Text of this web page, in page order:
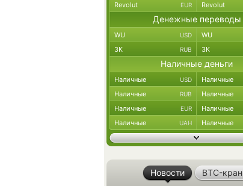
Revolut EUR Revolut
Денежные переводы
WU USD WU
ЗК RUB ЗК
Наличные деньги
Наличные USD Наличные
Наличные RUB Наличные
Наличные EUR Наличные
Наличные UAH Наличные
Новости BTC-кран